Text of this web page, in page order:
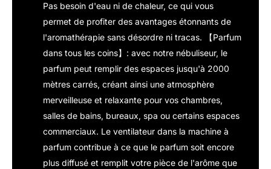
Pas besoin d'eau ni de chaleur, ce qui vous
permet de profiter des avantages étonnants de
l'aromathérapie sans désordre ni tracas. 【Parfum
dans tous les coins】: avec notre nébuliseur, le
parfum peut remplir des espaces jusqu'à 2000
mètres carrés, créant ainsi une atmosphère
merveilleuse et relaxante pour vos chambres,
salles de bains, bureaux, spa ou certains espaces
commerciaux. Le ventilateur dans la machine à
parfum contribue à ce que le parfum soit encore
plus diffusé et remplit votre pièce de l'arôme que